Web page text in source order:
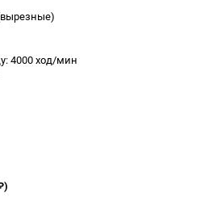
4000 ход/мин
)